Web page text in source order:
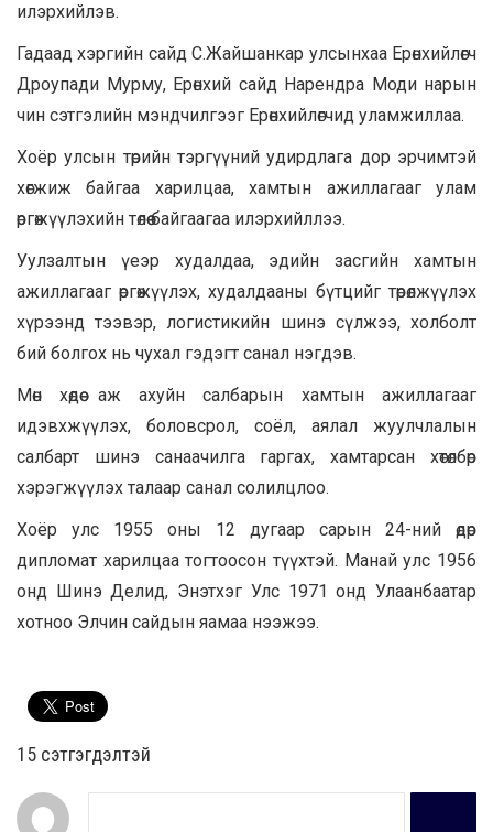
илэрхийлэв.
Гадаад хэргийн сайд С.Жайшанкар улсынхаа Ерөнхийлөгч
Дроупади Мурму, Ерөнхий сайд Нарендра Моди нарын
чин сэтгэлийн мэндчилгээг Ерөнхийлөгчид уламжиллаа.
Хоёр улсын төрийн тэргүүний удирдлага дор эрчимтэй
хөгжиж байгаа харилцаа, хамтын ажиллагааг улам
өргөжүүлэхийн төлөө байгаагаа илэрхийллээ.
Уулзалтын үеэр худалдаа, эдийн засгийн хамтын
ажиллагааг өргөжүүлэх, худалдааны бүтцийг төрөлжүүлэх
хүрээнд тээвэр, логистикийн шинэ сүлжээ, холболт
бий болгох нь чухал гэдэгт санал нэгдэв.
Мөн хөдөө аж ахуйн салбарын хамтын ажиллагааг
идэвхжүүлэх, боловсрол, соёл, аялал жуулчлалын
салбарт шинэ санаачилга гаргах, хамтарсан хөтөлбөр
хэрэгжүүлэх талаар санал солилцлоо.
Хоёр улс 1955 оны 12 дугаар сарын 24-ний өдөр
дипломат харилцаа тогтоосон түүхтэй. Манай улс 1956
онд Шинэ Делид, Энэтхэг Улс 1971 онд Улаанбаатар
хотноо Элчин сайдын яамаа нээжээ.
15 cэтгэгдэлтэй